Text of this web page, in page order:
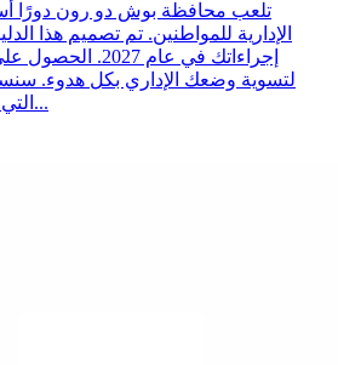
تلعب محافظة بوش دو رون دورًا
الإدارية للمواطنين. تم تصميم هذا
إجراءاتك في عام
لتسوية وضعك الإداري بكل هدوء.
التي تسهل تفاعلاتك مع الخدم...